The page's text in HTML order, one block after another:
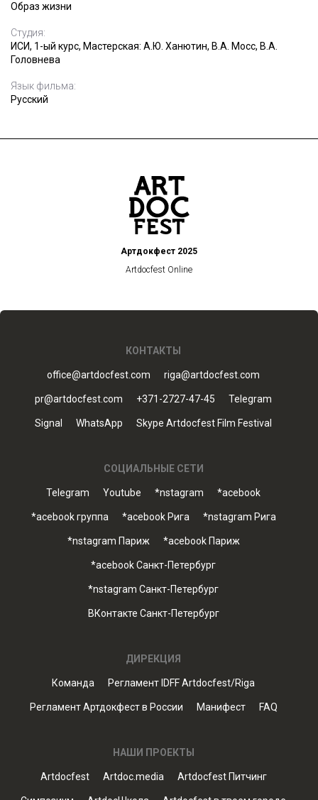
Образ жизни
Студия:
ИСИ, 1-ый курс, Мастерская: А.Ю. Ханютин, В.А. Мосс, В.А.
Головнева
Язык фильма:
Русский
Артдокфест 2025
Artdocfest Online
КОНТАКТЫ
office@artdocfest.com riga@artdocfest.com
pr@artdocfest.com +371-2727-47-45 Telegram
Signal WhatsApp Skype Artdocfest Film Festival
СОЦИАЛЬНЫЕ СЕТИ
Telegram Youtube *nstagram *acebook
*acebook группа *acebook Рига *nstagram Рига
*nstagram Париж *acebook Париж
*acebook Санкт-Петербург
*nstagram Санкт-Петербург
ВКонтакте Санкт-Петербург
ДИРЕКЦИЯ
Команда Регламент IDFF Artdocfest/Riga
Регламент Артдокфест в России Манифест FAQ
НАШИ ПРОЕКТЫ
Artdocfest Artdoc.media Artdocfest Питчинг